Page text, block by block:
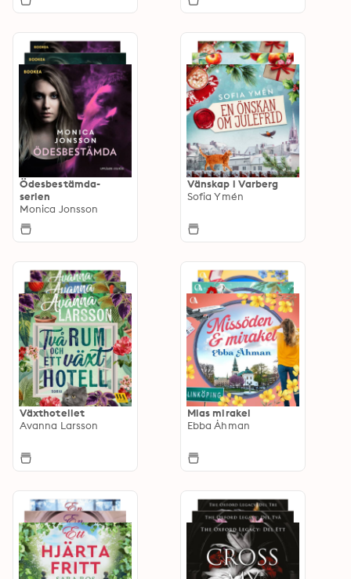
Ödesbestämda-
serien
Monica Jonsson
Vänskap i Varberg
Sofia Ymén
Växthotellet
Avanna Larsson
Mias mirakel
Ebba Åhman